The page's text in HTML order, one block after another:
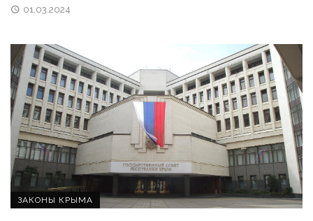
01.03.2024
ЗАКОНЫ КРЫМА